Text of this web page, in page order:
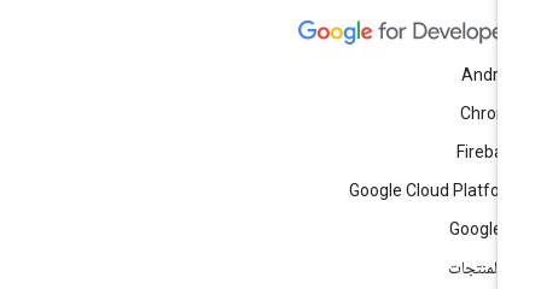
Google Cloud
Google
المنتجات